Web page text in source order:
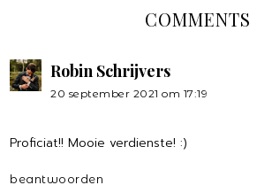
COMMENTS
Robin Schrijvers
20 september 2021 om 17:19
Proficiat!! Mooie verdienste! :)
beantwoorden